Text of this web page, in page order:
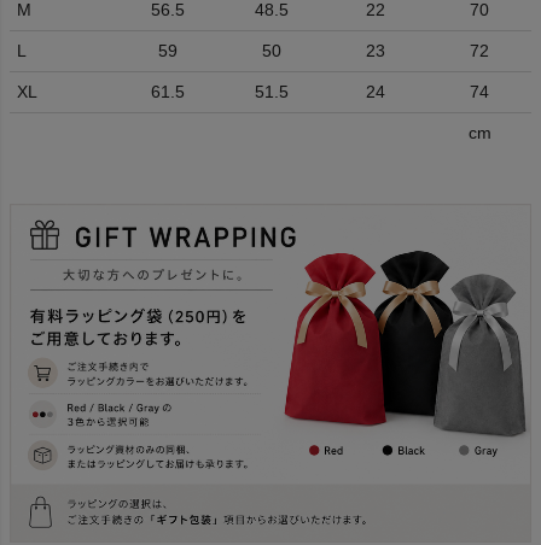
M 56.5 48.5 22 70
L 59 50 23 72
XL 61.5 51.5 24 74
cm